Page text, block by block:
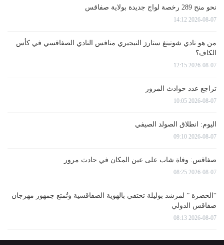
نحو منح 289 رخصة لواج جديدة بولاية صفاقس
2026-08-07 14:12
من هو نادي شوتينغ ستارز النيجيري منافس النادي الصفاقسي في كأس
الكاف؟
2026-08-07 12:15
تراجع عدد حوادث المرور
2026-08-07 10:05
اليوم: انطلاق الصولد الصيفي
2026-08-07 09:10
صفاقس: وفاة شاب على عين المكان في حادث مرور
2026-08-07 08:25
“الحضرة ” لمرشد بوليلة تحتفي بالهوية الصفاقسية وتُمتع جمهور مهرجان
صفاقس الدولي
2026-08-07 08:13